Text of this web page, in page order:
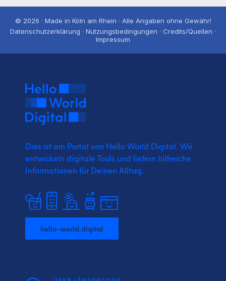
© 2026 · Made in Köln am Rhein · Alle Angaben ohne Gewähr!
Datenschutzerklärung · Nutzungsbedingungen · Credits/Quellen ·
Impressum
Dies ist ein Portal von Hello World Digital. Wir
entwickeln digitale Tools und liefern hilfreiche
Informationen für Deinen Alltag.
hello-world.digital